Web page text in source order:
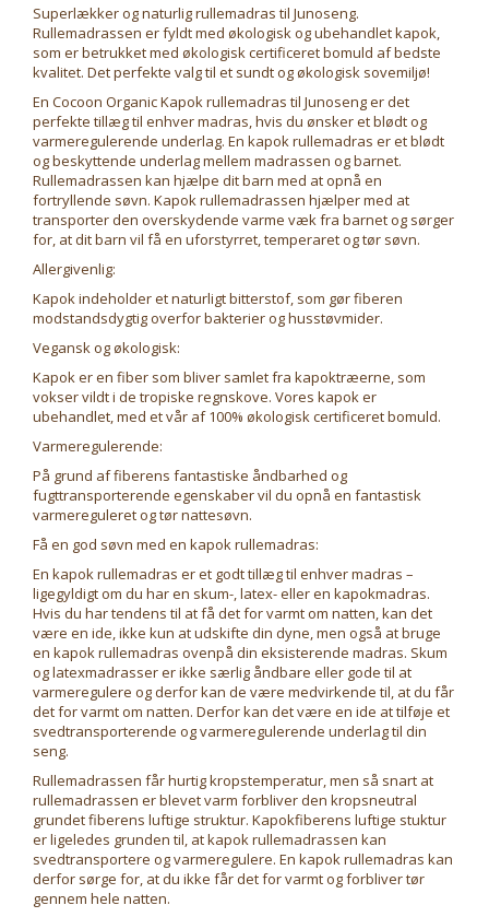
Superlækker og naturlig rullemadras til Junoseng.
Rullemadrassen er fyldt med økologisk og ubehandlet kapok,
som er betrukket med økologisk certificeret bomuld af bedste
kvalitet. Det perfekte valg til et sundt og økologisk sovemiljø!
En Cocoon Organic Kapok rullemadras til Junoseng er det
perfekte tillæg til enhver madras, hvis du ønsker et blødt og
varmeregulerende underlag. En kapok rullemadras er et blødt
og beskyttende underlag mellem madrassen og barnet.
Rullemadrassen kan hjælpe dit barn med at opnå en
fortryllende søvn. Kapok rullemadrassen hjælper med at
transporter den overskydende varme væk fra barnet og sørger
for, at dit barn vil få en uforstyrret, temperaret og tør søvn.
Allergivenlig:
Kapok indeholder et naturligt bitterstof, som gør fiberen
modstandsdygtig overfor bakterier og husstøvmider.
Vegansk og økologisk:
Kapok er en fiber som bliver samlet fra kapoktræerne, som
vokser vildt i de tropiske regnskove. Vores kapok er
ubehandlet, med et vår af 100% økologisk certificeret bomuld.
Varmeregulerende:
På grund af fiberens fantastiske åndbarhed og
fugttransporterende egenskaber vil du opnå en fantastisk
varmereguleret og tør nattesøvn.
Få en god søvn med en kapok rullemadras:
En kapok rullemadras er et godt tillæg til enhver madras –
ligegyldigt om du har en skum-, latex- eller en kapokmadras.
Hvis du har tendens til at få det for varmt om natten, kan det
være en ide, ikke kun at udskifte din dyne, men også at bruge
en kapok rullemadras ovenpå din eksisterende madras. Skum
og latexmadrasser er ikke særlig åndbare eller gode til at
varmeregulere og derfor kan de være medvirkende til, at du får
det for varmt om natten. Derfor kan det være en ide at tilføje et
svedtransporterende og varmeregulerende underlag til din
seng.
Rullemadrassen får hurtig kropstemperatur, men så snart at
rullemadrassen er blevet varm forbliver den kropsneutral
grundet fiberens luftige struktur. Kapokfiberens luftige stuktur
er ligeledes grunden til, at kapok rullemadrassen kan
svedtransportere og varmeregulere. En kapok rullemadras kan
derfor sørge for, at du ikke får det for varmt og forbliver tør
gennem hele natten.